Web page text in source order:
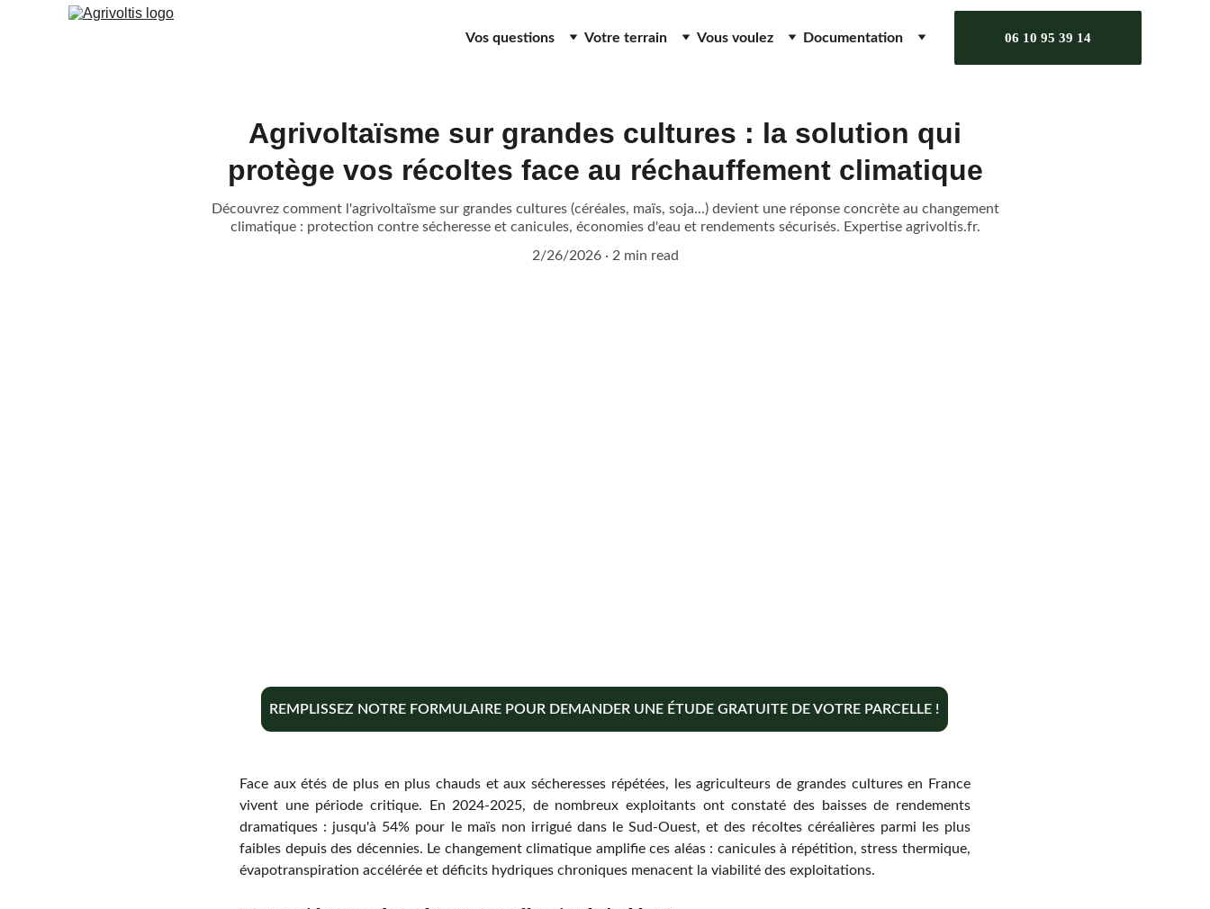
Vos questions Votre terrain Vous voulez Documentation 06 10 95 39 14
Agrivoltaïsme sur grandes cultures : la solution qui
protège vos récoltes face au réchauffement climatique
Découvrez comment l'agrivoltaïsme sur grandes cultures (céréales, maïs, soja...) devient une réponse concrète au changement
climatique : protection contre sécheresse et canicules, économies d'eau et rendements sécurisés. Expertise agrivoltis.fr.
2/26/2026
2 min read
Face aux étés de plus en plus chauds et aux sécheresses répétées, les agriculteurs de grandes cultures en France
vivent une période critique. En 2024-2025, de nombreux exploitants ont constaté des baisses de rendements
dramatiques : jusqu'à 54% pour le maïs non irrigué dans le Sud-Ouest, et des récoltes céréalières parmi les plus
faibles depuis des décennies. Le changement climatique amplifie ces aléas : canicules à répétition, stress thermique,
évapotranspiration accélérée et déficits hydriques chroniques menacent la viabilité des exploitations.
REMPLISSEZ NOTRE FORMULAIRE POUR DEMANDER UNE ÉTUDE GRATUITE DE VOTRE PARCELLE !